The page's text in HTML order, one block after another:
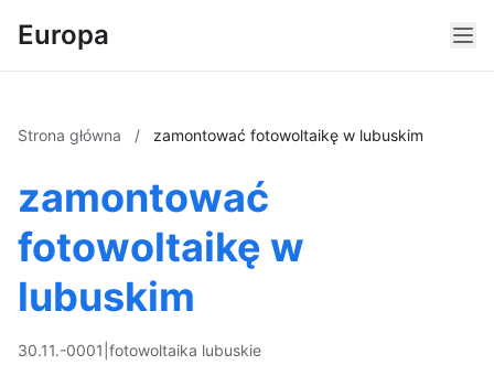
Europa
Strona główna / zamontować fotowoltaikę w lubuskim
zamontować
fotowoltaikę w
lubuskim
30.11.-0001 fotowoltaika lubuskie